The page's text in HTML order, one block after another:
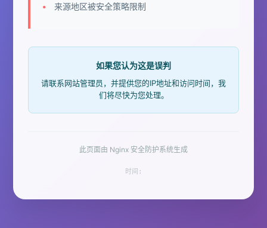
来源地区被安全策略限制
如果您认为这是误判
请联系网站管理员，并提供您的IP地址和访问时间，我
们将尽快为您处理。
此页面由 Nginx 安全防护系统生成
时间: